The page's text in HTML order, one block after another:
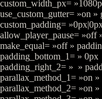
custom_width_px=
use_custom_gutter= »on
custom_padding=
allow_player_pause= »off
make_equal= »off »
padding_bottom_1= »
padding_right_2= » »
parallax_method_1= »on
parallax_method_2= »on